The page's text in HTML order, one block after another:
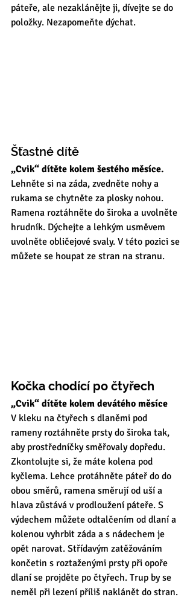
páteře, ale nezaklánějte ji, dívejte se do
položky. Nezapomeňte dýchat.
Šťastné dítě
„Cvik“ dítěte kolem šestého měsíce.
Lehněte si na záda, zvedněte nohy a
rukama se chytněte za plosky nohou.
Ramena roztáhněte do široka a uvolněte
hrudník. Dýchejte a lehkým usměvem
uvolněte obličejové svaly. V této pozici se
můžete se houpat ze stran na stranu.
Kočka chodící po čtyřech
„Cvik“ dítěte kolem devátého měsíce
V kleku na čtyřech s dlaněmi pod
rameny roztáhněte prsty do široka tak,
aby prostředníčky směřovaly dopředu.
Zkontolujte si, že máte kolena pod
kyčlema. Lehce protáhněte páteř do do
obou směrů, ramena směrují od uší a
hlava zůstává v prodloužení páteře. S
výdechem můžete odtalčením od dlaní a
kolenou vyhrbit záda a s nádechem je
opět narovat. Střídavým zatěžováním
končetin s roztaženými prsty při opoře
dlaní se projděte po čtyřech. Trup by se
neměl při lezení příliš naklánět do stran.